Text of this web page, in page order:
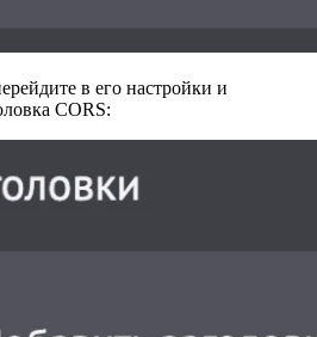
в его настройки и
CORS: